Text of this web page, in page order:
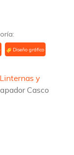
Diseño gráfico
y
Casco